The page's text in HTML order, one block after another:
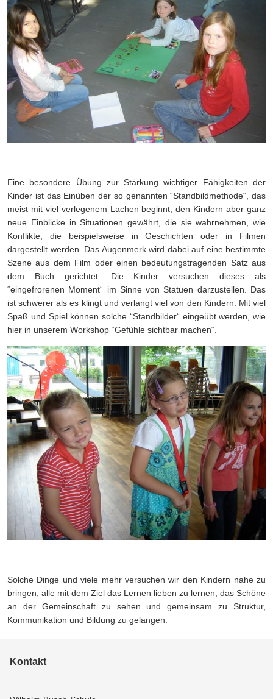
Eine besondere Übung zur Stärkung wichtiger Fähigkeiten der
Kinder ist das Einüben der so genannten “Standbildmethode“, das
meist mit viel verlegenem Lachen beginnt, den Kindern aber ganz
neue Einblicke in Situationen gewährt, die sie wahrnehmen, wie
Konflikte, die beispielsweise in Geschichten oder in Filmen
dargestellt werden. Das Augenmerk wird dabei auf eine bestimmte
Szene aus dem Film oder einen bedeutungstragenden Satz aus
dem Buch gerichtet. Die Kinder versuchen dieses als
“eingefrorenen Moment“ im Sinne von Statuen darzustellen. Das
ist schwerer als es klingt und verlangt viel von den Kindern. Mit viel
Spaß und Spiel können solche “Standbilder“ eingeübt werden, wie
hier in unserem Workshop “Gefühle sichtbar machen“.
Solche Dinge und viele mehr versuchen wir den Kindern nahe zu
bringen, alle mit dem Ziel das Lernen lieben zu lernen, das Schöne
an der Gemeinschaft zu sehen und gemeinsam zu Struktur,
Kommunikation und Bildung zu gelangen.
Kontakt